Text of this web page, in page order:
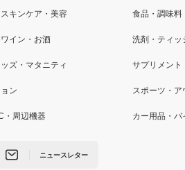
キンケア・美容 食品・調味料
イン・お酒 洗剤・ティッ
ズ・マタニティ サプリメント
ン スポーツ・ア
・周辺機器 カー用品・バ
ニュースレター